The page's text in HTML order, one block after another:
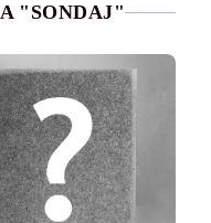
"SONDAJ"